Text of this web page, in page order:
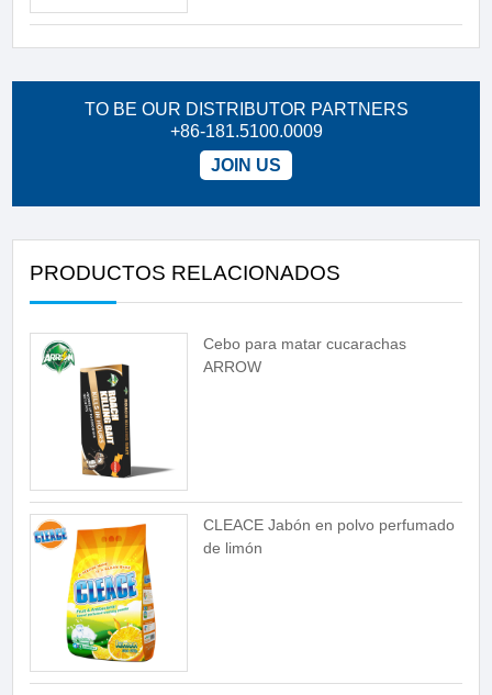
TO BE OUR DISTRIBUTOR PARTNERS
+86-181.5100.0009
JOIN US
PRODUCTOS RELACIONADOS
Cebo para matar cucarachas
ARROW
CLEACE Jabón en polvo perfumado
de limón